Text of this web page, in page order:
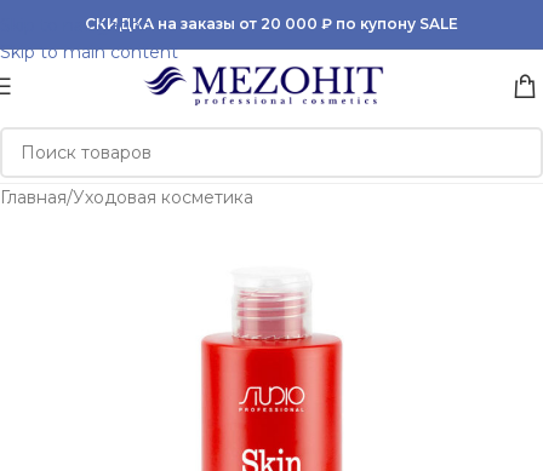
Skip to navigation
Skip to main content
СКИДКА на заказы от 20 000 ₽ по купону SALE
Главная/Уходовая косметика